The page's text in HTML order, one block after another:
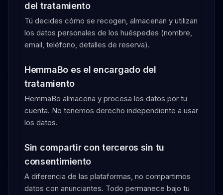
del tratamiento
Tú decides cómo se recogen, almacenan y utilizan
los datos personales de los huéspedes (nombre,
email, teléfono, detalles de reserva).
HemmaBo es el encargado del
tratamiento
HemmaBo almacena y procesa los datos por tu
cuenta. No tenemos derecho independiente a usar
los datos.
Sin compartir con terceros sin tu
consentimiento
A diferencia de las plataformas, no compartimos
datos con anunciantes. Todo permanece bajo tu